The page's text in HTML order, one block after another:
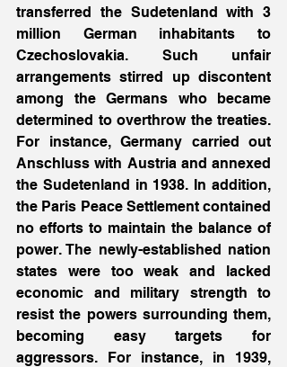
transferred the Sudetenland with 3
million German inhabitants to
Czechoslovakia. Such unfair
arrangements stirred up discontent
among the Germans who became
determined to overthrow the treaties.
For instance, Germany carried out
Anschluss with Austria and annexed
the Sudetenland in 1938. In addition,
the Paris Peace Settlement contained
no efforts to maintain the balance of
power. The newly-established nation
states were too weak and lacked
economic and military strength to
resist the powers surrounding them,
becoming easy targets for
aggressors. For instance, in 1939,